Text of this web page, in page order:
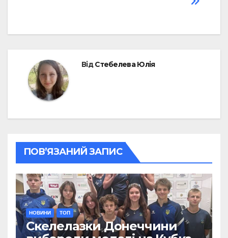
ВідСтебелева Юлія
ПОВ’ЯЗАНИЙ ЗАПИС
НОВИНИ ТОП
Скелелазки Донеччини